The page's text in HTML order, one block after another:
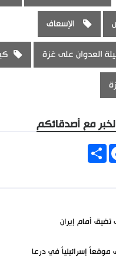
الإسعاف
العدوان على غزة
مع أصدقائكم
Share
تضيق أمام إيران
إسرائيلياً في درعا